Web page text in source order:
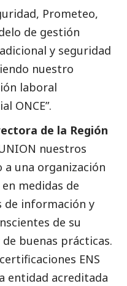
Prometeo,
de gestión
y seguridad
nuestro
laboral
ONCE”.
de la Región
nuestros
una organización
medidas de
de información y
de su
buenas prácticas.
ENS
entidad acreditada